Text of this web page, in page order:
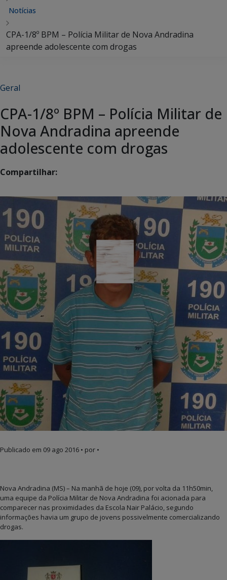
Notícias
CPA-1/8º BPM – Polícia Militar de Nova Andradina
apreende adolescente com drogas
Geral
CPA-1/8º BPM – Polícia Militar de
Nova Andradina apreende
adolescente com drogas
Compartilhar:
Publicado em 09 ago 2016 • por •
Nova Andradina (MS) – Na manhã de hoje (09), por volta da 11h50min,
uma equipe da Polícia Militar de Nova Andradina foi acionada para
comparecer nas proximidades da Escola Nair Palácio, segundo
informações havia um grupo de jovens possivelmente comercializando
drogas.